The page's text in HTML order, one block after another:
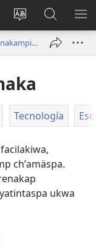
Change
site
language
Cuentamar
mantañataki
(opens
JW.ORG:
Qʼajjo wayn tawaqetanakataki, wayn tawaqonakampitaki
Tecnología
chʼamäspa.
ukwa